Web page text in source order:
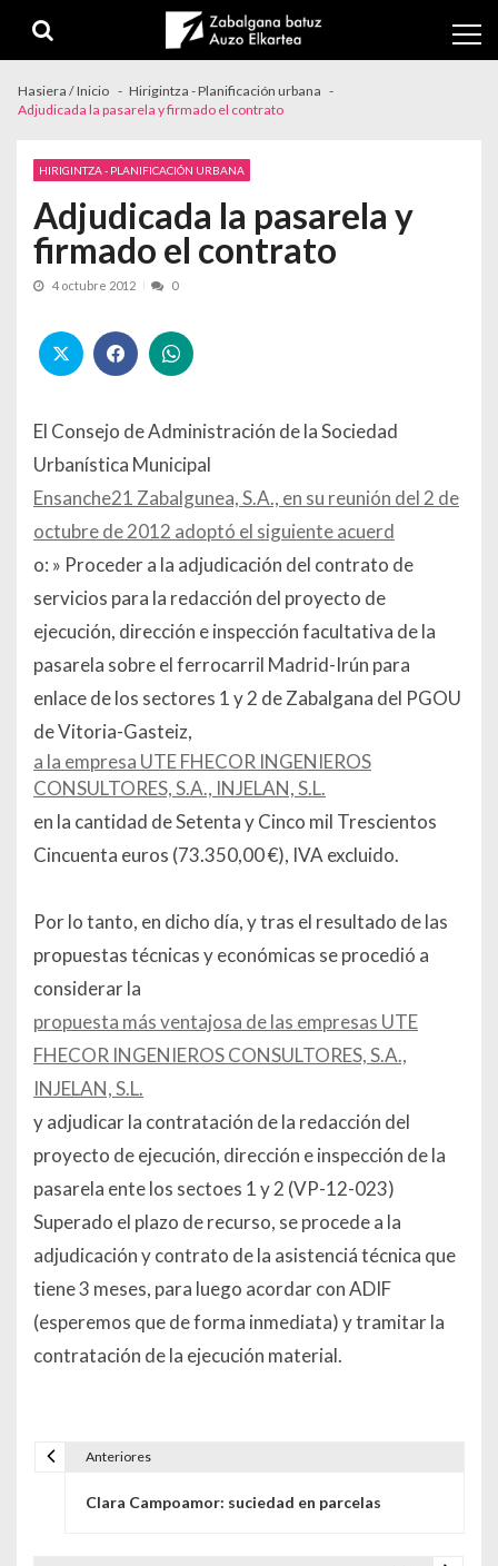
Hasiera / Inicio
Hirigintza - Planificación urbana
Adjudicada la pasarela y firmado el contrato
HIRIGINTZA - PLANIFICACIÓN URBANA
Adjudicada la pasarela y
firmado el contrato
4 octubre 2012 0
El Consejo de Administración de la Sociedad
Urbanística Municipal
Ensanche21 Zabalgunea, S.A., en su reunión del 2 de
octubre de 2012 adoptó el siguiente acuerd
o: » Proceder a la adjudicación del contrato de
servicios para la redacción del proyecto de
ejecución, dirección e inspección facultativa de la
pasarela sobre el ferrocarril Madrid-Irún para
enlace de los sectores 1 y 2 de Zabalgana del PGOU
de Vitoria-Gasteiz,
a la empresa UTE FHECOR INGENIEROS
CONSULTORES, S.A., INJELAN, S.L.
en la cantidad de Setenta y Cinco mil Trescientos
Cincuenta euros (73.350,00 €), IVA excluido.
Por lo tanto, en dicho día, y tras el resultado de las
propuestas técnicas y económicas se procedió a
considerar la
propuesta más ventajosa de las empresas UTE
FHECOR INGENIEROS CONSULTORES, S.A.,
INJELAN, S.L.
y adjudicar la contratación de la redacción del
proyecto de ejecución, dirección e inspección de la
pasarela ente los sectoes 1 y 2 (VP-12-023)
Superado el plazo de recurso, se procede a la
adjudicación y contrato de la asistenciá técnica que
tiene 3 meses, para luego acordar con ADIF
(esperemos que de forma inmediata) y tramitar la
contratación de la ejecución material.
Anteriores
Clara Campoamor: suciedad en parcelas